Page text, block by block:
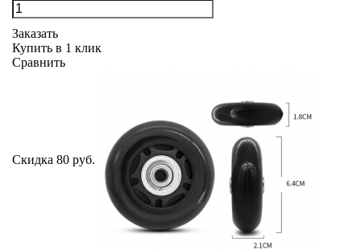
Заказать
Купить в 1 клик
Сравнить
Скидка 80 руб.